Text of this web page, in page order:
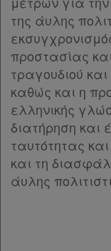
της άυλης
προστασίας
τραγουδιού
καθώς και η
ελληνικής
διατήρηση και
ταυτότητας
και τη
άυλης